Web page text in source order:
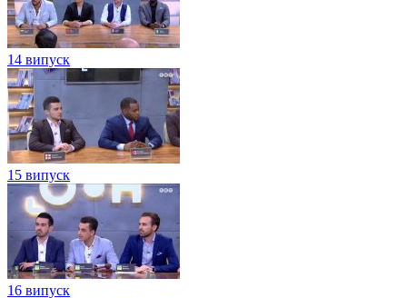
14 випуск
15 випуск
16 випуск